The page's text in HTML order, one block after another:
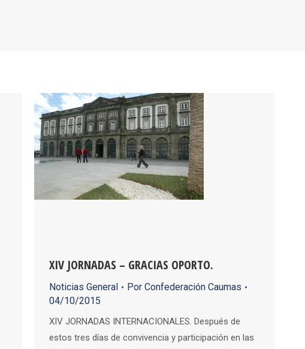
XIV JORNADAS – GRACIAS OPORTO.
Noticias General Por Confederación Caumas
04/10/2015
XIV JORNADAS INTERNACIONALES. Después de
estos tres días de convivencia y participación en las